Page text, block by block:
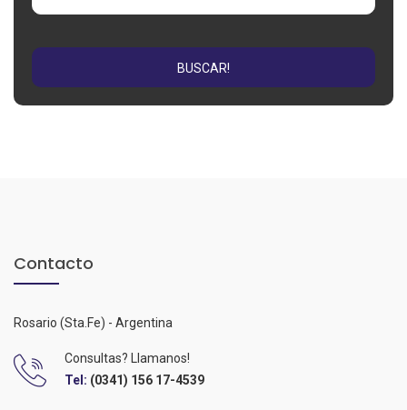
BUSCAR!
Contacto
Rosario (Sta.Fe) - Argentina
Consultas? Llamanos!
Tel: (0341) 156 17-4539